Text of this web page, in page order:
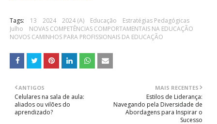
Tags: 13 2024 2024 (A) Educação
Estratégias Pedagógicas
Julho
NOVAS COMPETÊNCIAS COMPORTAMENTAIS NA EDUCAÇÃO
NOVOS CAMINHOS PARA PROFISSIONAIS DA EDUCAÇÃO
MAIS RECENTES
Estilos de Liderança:
Navegando pela Diversidade de
Abordagens para Inspirar o
Sucesso
ANTIGOS
Celulares na sala de aula:
aliados ou vilões do
aprendizado?